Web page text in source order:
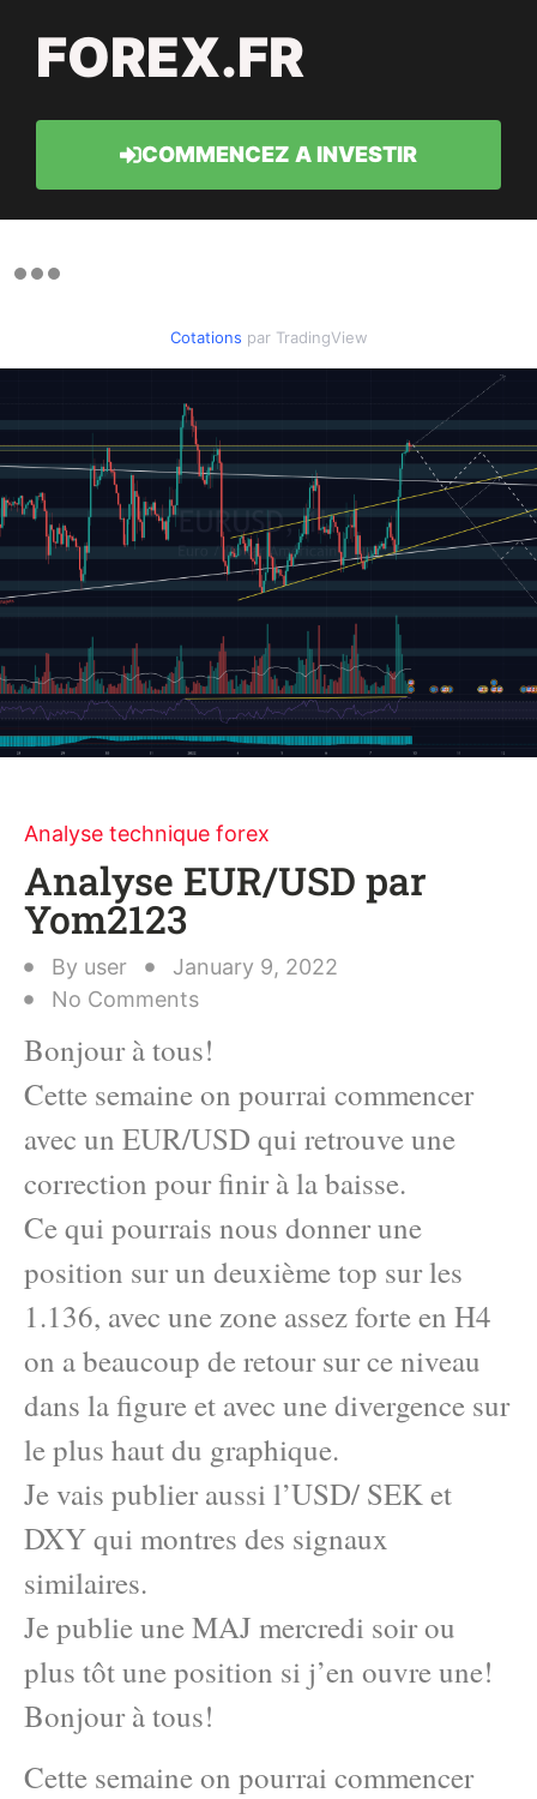
FOREX.FR
COMMENCEZ A INVESTIR
Cotations par TradingView
Analyse technique forex
Analyse EUR/USD par
Yom2123
By user
January 9, 2022
No Comments
Bonjour à tous!
Cette semaine on pourrai commencer
avec un EUR/USD qui retrouve une
correction pour finir à la baisse.
Ce qui pourrais nous donner une
position sur un deuxième top sur les
1.136, avec une zone assez forte en H4
on a beaucoup de retour sur ce niveau
dans la figure et avec une divergence sur
le plus haut du graphique.
Je vais publier aussi l’USD/ SEK et
DXY qui montres des signaux
similaires.
Je publie une MAJ mercredi soir ou
plus tôt une position si j’en ouvre une!
Bonjour à tous!
Cette semaine on pourrai commencer